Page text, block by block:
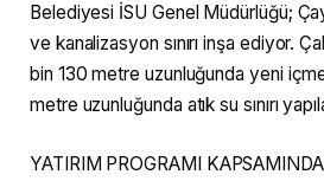
Belediyesi İSU Genel Müdürlüğü;
ve kanalizasyon sınırı inşa ediyor.
bin 130 metre uzunluğunda yeni içme
metre uzunluğunda atık su sınırı
YATIRIM PROGRAMI